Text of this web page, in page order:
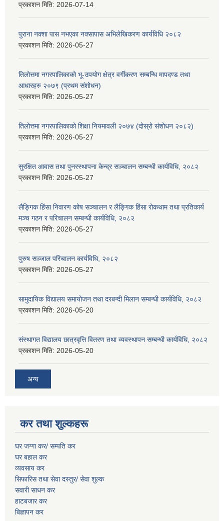
प्रकाशन मिति: 2026-07-14
पुराना नक्शा पास नभएका नक्सापास अभिलेखिकरण कार्यविधि २०८२
प्रकाशन मिति: 2026-05-27
तिलोत्तमा नगरपालिकाको भू-उपयोग क्षेत्र वर्गीकरण सम्बन्धि मापदण्ड तथा
आधारहरु २०७९ (प्रथम संशोधन)
प्रकाशन मिति: 2026-05-27
तिलोत्तमा नगरपालिकाको शिक्षा नियमावली २०७४ (दोस्रो संशोधन २०८२)
प्रकाशन मिति: 2026-05-27
सुरक्षित आवास तथा पुनरस्थापना केन्द्र सञ्चालन सम्बन्धी कार्यविधि, २०८२
प्रकाशन मिति: 2026-05-27
लैङ्गिक हिंसा निवारण कोष सञ्चालन र लैङ्गिक हिंसा रोकथाम तथा प्रतिकार्य
मञ्च गठन र परिचालन सम्बन्धी कार्यविधि, २०८२
प्रकाशन मिति: 2026-05-27
पुरुष सञ्जाल परिचालन कार्यविधि, २०८२
प्रकाशन मिति: 2026-05-27
सामुदायिक विद्यालय समायोजन तथा दरबन्दी मिलान सम्बन्धी कार्यविधि, २०८२
प्रकाशन मिति: 2026-05-20
संस्थागत विद्यालय छात्रवृत्ति वितरण तथा व्यवस्थापन सम्बन्धी कार्यविधि, २०८२
प्रकाशन मिति: 2026-05-20
अन्य
कर तथा शुल्कहरू
घर जग्गा कर/ सम्पति कर
घर बहाल कर
व्यवसाय कर
सिफारिस तथा सेवा दस्तुर/ सेवा शुल्क
सवारी साधन कर
हाटबजार कर
बिज्ञापन कर